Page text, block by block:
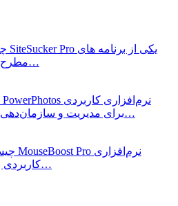
مطرح دانلود سایت برای مک…
برای مدیریت و سازمان‌دهی کتابخانه‌های عکس در…
کاربردی برای بهبود تجربه کار با…